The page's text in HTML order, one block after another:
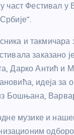
Фестивал у
и такмичара
заказано
Антић и
идеја за
Бошњана,
музике и